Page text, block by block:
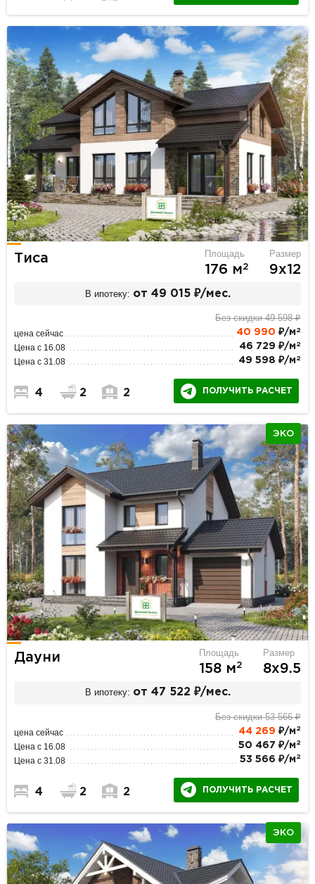
Тиса Площадь
176 м2
Размер
9х12
В ипотеку: от 49 015 ₽/мес.
Без скидки 49 598 ₽
цена сейчас 40 990 ₽/м 2
Цена с 16.08 46 729 ₽/м 2
Цена с 31.08 49 598 ₽/м 2
4 2 2 ПОЛУЧИТЬ РАСЧЕТ
ЭКО
Дауни Площадь
158 м2
Размер
8х9.5
В ипотеку: от 47 522 ₽/мес.
Без скидки 53 566 ₽
цена сейчас 44 269 ₽/м 2
Цена с 16.08 50 467 ₽/м 2
Цена с 31.08 53 566 ₽/м 2
4 2 2 ПОЛУЧИТЬ РАСЧЕТ
ЭКО